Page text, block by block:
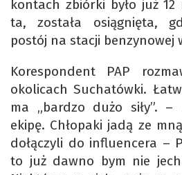
kontach zbiórki było już
ta, została osiągnięta,
postój na stacji benzynowej
Korespondent PAP
okolicach Suchatówki.
ma „bardzo dużo siły”. –
ekipę. Chłopaki jadą ze
dołączyli do influencera –
to już dawno bym nie